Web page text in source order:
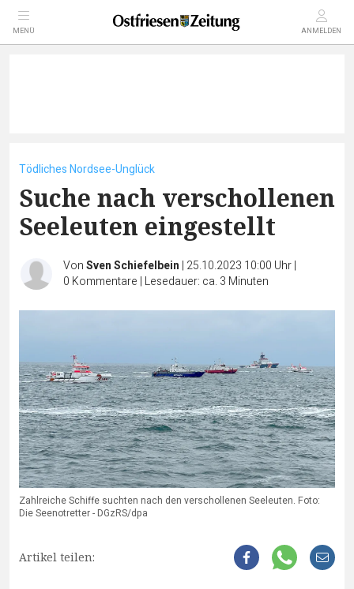
MENÜ ANMELDEN
Tödliches Nordsee-Unglück
Suche nach verschollenen
Seeleuten eingestellt
VonSven Schiefelbein | 25.10.2023 10:00 Uhr|
0 Kommentare | Lesedauer: ca. 3 Minuten
Zahlreiche Schiffe suchten nach den verschollenen Seeleuten. Foto:
Die Seenotretter - DGzRS/dpa
Artikel teilen: